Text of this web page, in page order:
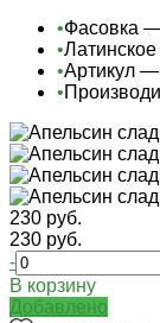
•Фасовка
•
•Артикул
•
230 руб.
230 руб.
-
В корзину
Добавлено